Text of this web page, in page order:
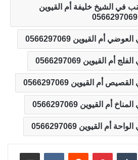
في الشيخ خليفة أم القيوين
0566297069
القيوين 0566297069
0566297069
القيوين 0566297069
القيوين 0566297069
القيوين 0566297069
بينتيريست مشاركة عبر البريد